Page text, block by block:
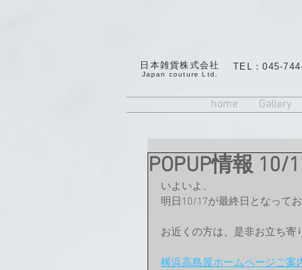
日本雑貨株式会社
​Japan couture Ltd,
TEL：045-
home Gallery
POPUP情報 10/
いよいよ、
明日10/17が最終日となってお
お近くの方は、是非お立ち寄
横浜高島屋ホームページご案